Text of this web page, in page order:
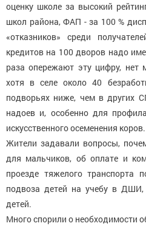
оценку школе за высокий
школ района, ФАП - за 100 %
«отказников» среди
кредитов на 100 дворов надо
раза опережают эту цифру,
хотя в селе около 40
подворьях ниже, чем в других
надоев и, особенно для
искусственного осеменения коров.
Жители задавали вопросы,
для мальчиков, об оплате и
проезде тяжелого транспорта
подвоза детей на учебу в ДШИ,
детей.
Много спорили о необходимости